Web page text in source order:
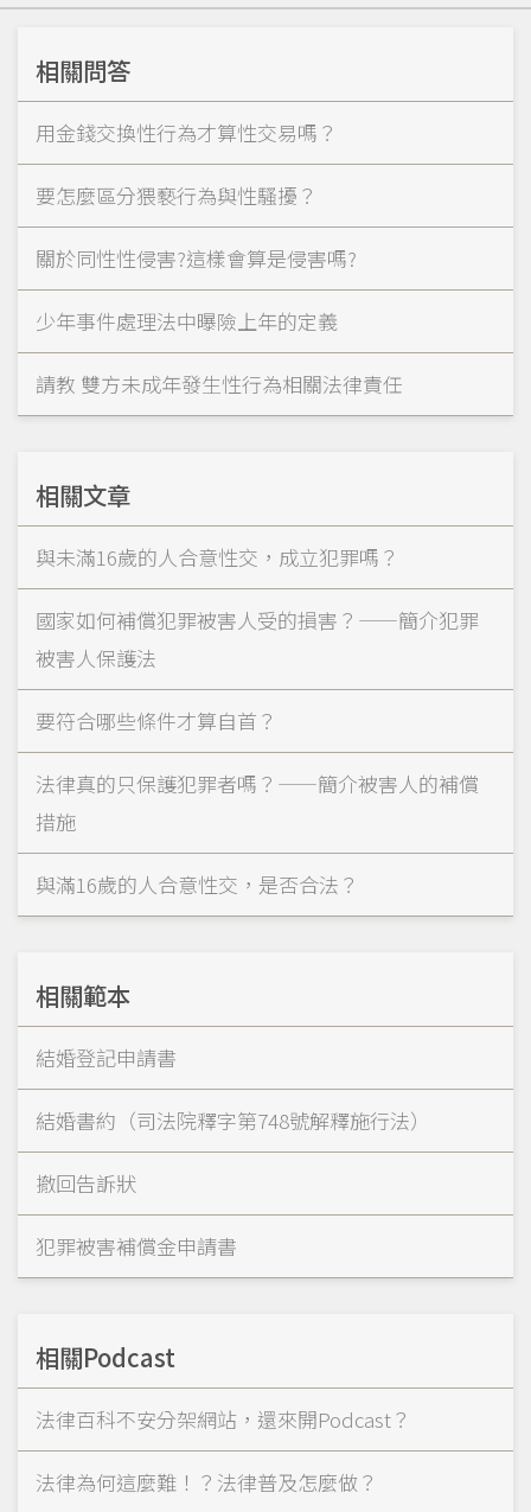
相關問答
用金錢交換性行為才算性交易嗎？
要怎麼區分猥褻行為與性騷擾？
關於同性性侵害?這樣會算是侵害嗎?
少年事件處理法中曝險上年的定義
請教 雙方未成年發生性行為相關法律責任
相關文章
與未滿16歲的人合意性交，成立犯罪嗎？
國家如何補償犯罪被害人受的損害？——簡介犯罪
被害人保護法
要符合哪些條件才算自首？
法律真的只保護犯罪者嗎？——簡介被害人的補償
措施
與滿16歲的人合意性交，是否合法？
相關範本
結婚登記申請書
結婚書約（司法院釋字第748號解釋施行法）
撤回告訴狀
犯罪被害補償金申請書
相關Podcast
法律百科不安分架網站，還來開Podcast？
法律為何這麼難！？法律普及怎麼做？